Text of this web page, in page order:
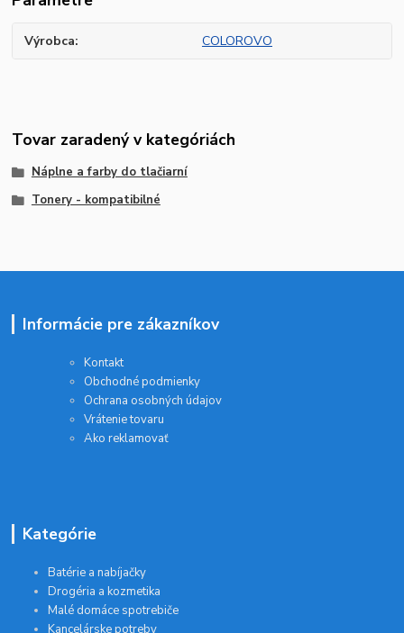
Výrobca COLOROVO
Tovar zaradený v kategóriách
Náplne a farby do tlačiarní
Tonery - kompatibilné
Informácie pre zákazníkov
Kontakt
Obchodné podmienky
Ochrana osobných údajov
Vrátenie tovaru
Ako reklamovať
Kategórie
Batérie a nabíjačky
Drogéria a kozmetika
Malé domáce spotrebiče
Kancelárske potreby